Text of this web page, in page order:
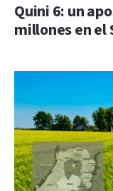
Quini 6: un
millones en el